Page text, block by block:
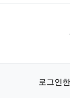
로그인